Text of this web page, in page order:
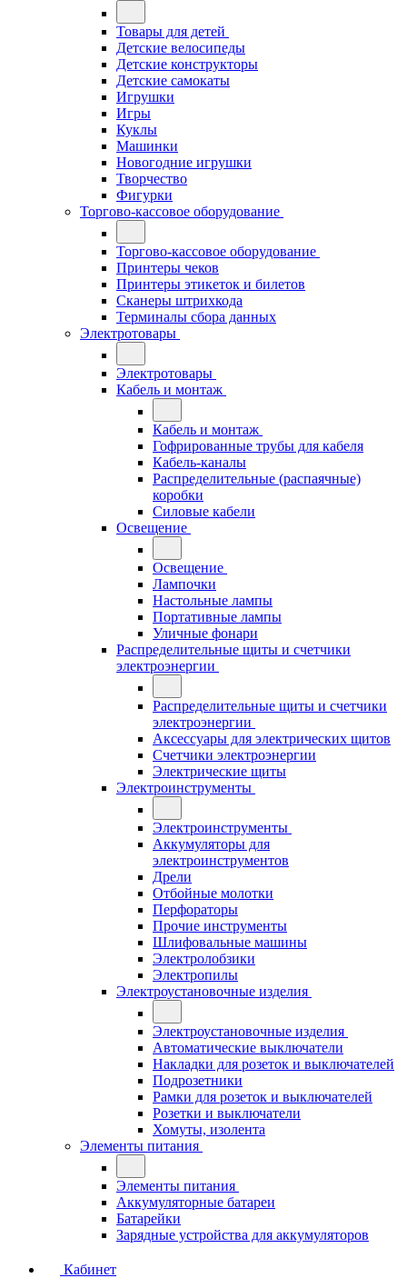
Товары для детей
Детские велосипеды
Детские конструкторы
Детские самокаты
Игрушки
Игры
Куклы
Машинки
Новогодние игрушки
Творчество
Фигурки
Торгово-кассовое оборудование
Торгово-кассовое оборудование
Принтеры чеков
Принтеры этикеток и билетов
Сканеры штрихкода
Терминалы сбора данных
Электротовары
Электротовары
Кабель и монтаж
Кабель и монтаж
Гофрированные трубы для кабеля
Кабель-каналы
Распределительные (распаячные)
коробки
Силовые кабели
Освещение
Освещение
Лампочки
Настольные лампы
Портативные лампы
Уличные фонари
Распределительные щиты и счетчики
электроэнергии
Распределительные щиты и счетчики
электроэнергии
Аксессуары для электрических щитов
Счетчики электроэнергии
Электрические щиты
Электроинструменты
Электроинструменты
Аккумуляторы для
электроинструментов
Дрели
Отбойные молотки
Перфораторы
Прочие инструменты
Шлифовальные машины
Электролобзики
Электропилы
Электроустановочные изделия
Электроустановочные изделия
Автоматические выключатели
Накладки для розеток и выключателей
Подрозетники
Рамки для розеток и выключателей
Розетки и выключатели
Хомуты, изолента
Элементы питания
Элементы питания
Аккумуляторные батареи
Батарейки
Зарядные устройства для аккумуляторов
Кабинет